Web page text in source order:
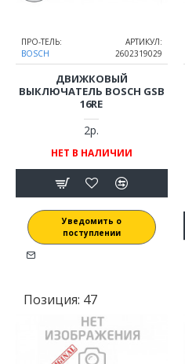
ПРО-ТЕЛЬ:
BOSCH
АРТИКУЛ:
2602319029
ДВИЖКОВЫЙ
ВЫКЛЮЧАТЕЛЬ BOSCH GSB
16RE
2р.
НЕТ В НАЛИЧИИ
Уведомить о
поступлении
Позиция: 47